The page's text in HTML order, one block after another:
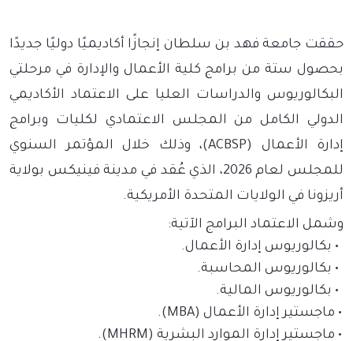
حققت جامعة فهد بن سلطان إنجازًا أكاديميًا دوليًا جديدًا
بحصول ستة من برامج كلية الأعمال والإدارة في مرحلتي
البكالوريوس والدراسات العليا على الاعتماد الأكاديمي
الدولي الكامل من المجلس الاعتمادي لكليات وبرامج
إدارة الأعمال (ACBSP)
، وذلك خلال المؤتمر السنوي
للمجلس لعام 2026، الذي عُقد في مدينة فينيكس بولاية
أريزونا في الولايات المتحدة الأمريكية.
وشمل الاعتماد البرامج الآتية:
بكالوريوس إدارة الأعمال.
بكالوريوس المحاسبة.
بكالوريوس المالية.
ماجستير إدارة الأعمال (MBA).
ماجستير إدارة الموارد البشرية (MHRM).